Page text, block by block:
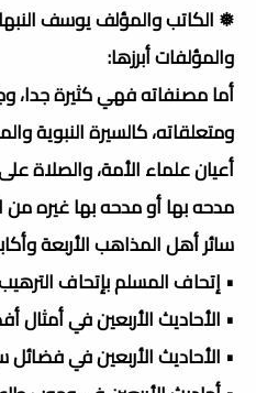
❅ الكاتب والمؤلف يوسف
والمؤلفات أبرزها:
أما مصنفاته فهي كثيرة جدا،
ومتعلقاته، كالسيرة النبوية
أعيان علماء الأمة، والصلاة
مدحه بها أو مدحه بها غيره من
سائر أهل المذاهب الأربعة
• إتحاف المسلم بإتحاف
• الأحاديث الأربعين في أمثال
• الأحاديث الأربعين في فضائل